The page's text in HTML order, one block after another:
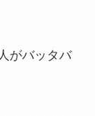
がバッタバ